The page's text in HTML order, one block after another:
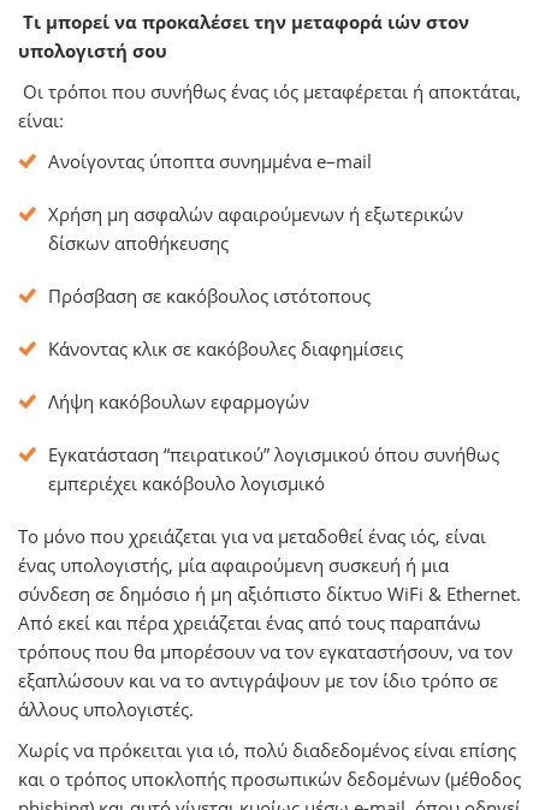
Τι μπορεί να προκαλέσει την μεταφορά ιών στον
υπολογιστή σου
Οι τρόποι που συνήθως ένας ιός μεταφέρεται ή αποκτάται,
είναι:
Ανοίγοντας ύποπτα συνημμένα e–mail
Χρήση μη ασφαλών αφαιρούμενων ή εξωτερικών
δίσκων αποθήκευσης
Πρόσβαση σε κακόβουλος ιστότοπους
Κάνοντας κλικ σε κακόβουλες διαφημίσεις
Λήψη κακόβουλων εφαρμογών
Εγκατάσταση “πειρατικού” λογισμικού όπου συνήθως
εμπεριέχει κακόβουλο λογισμικό
Το μόνο που χρειάζεται για να μεταδοθεί ένας ιός, είναι
ένας υπολογιστής, μία αφαιρούμενη συσκευή ή μια
σύνδεση σε δημόσιο ή μη αξιόπιστο δίκτυο WiFi & Ethernet.
Από εκεί και πέρα χρειάζεται ένας από τους παραπάνω
τρόπους που θα μπορέσουν να τον εγκαταστήσουν, να τον
εξαπλώσουν και να το αντιγράψουν με τον ίδιο τρόπο σε
άλλους υπολογιστές.
Χωρίς να πρόκειται για ιό, πολύ διαδεδομένος είναι επίσης
και ο τρόπος υποκλοπής προσωπικών δεδομένων (μέθοδος